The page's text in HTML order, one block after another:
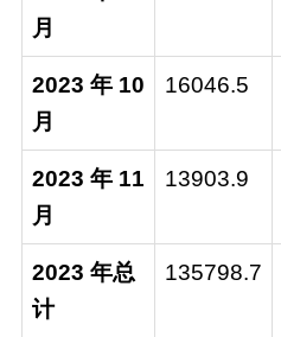
月
2023 年 10
月
16046.5
2023 年 11
月
13903.9
2023 年总
计
135798.7